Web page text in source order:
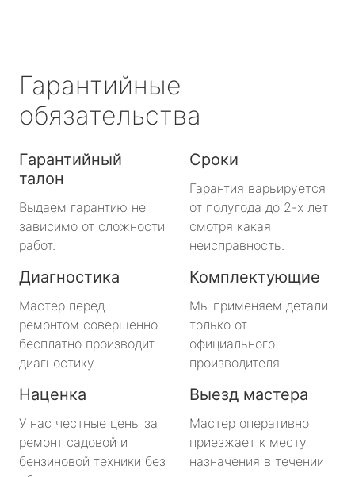
Гарантийные
обязательства
Гарантийный
талон
Выдаем гарантию не
зависимо от сложности
работ.
Сроки
Гарантия варьируется
от полугода до 2-х лет
смотря какая
неисправность.
Диагностика
Мастер перед
ремонтом совершенно
бесплатно производит
диагностику.
Комплектующие
Мы применяем детали
только от
официального
производителя.
Наценка
У нас честные цены за
ремонт садовой и
бензиновой техники без
Выезд мастера
Мастер оперативно
приезжает к месту
назначения в течении